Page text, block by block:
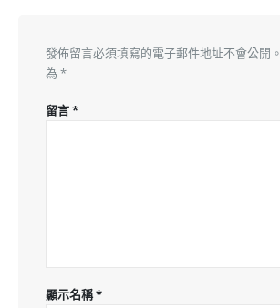
發佈留言必須填寫的電子郵件地址不會公開。
為 *
留言*
顯示名稱*